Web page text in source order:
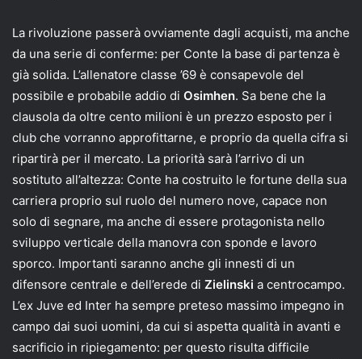
La rivoluzione passerà ovviamente dagli acquisti, ma anche
da una serie di conferme: per Conte la base di partenza è
già solida. L’allenatore classe ’69 è consapevole del
possibile e probabile addio di Osimhen. Sa bene che la
clausola da oltre cento milioni è un prezzo esposto per i
club che vorranno approfittarne, e proprio da quella cifra si
ripartirà per il mercato. La priorità sarà l’arrivo di un
sostituto all’altezza: Conte ha costruito le fortune della sua
carriera proprio sul ruolo del numero nove, capace non
solo di segnare, ma anche di essere protagonista nello
sviluppo verticale della manovra con sponde e lavoro
sporco. Importanti saranno anche gli innesti di un
difensore centrale e dell’erede di Zielinski a centrocampo.
L’ex Juve ed Inter ha sempre preteso massimo impegno in
campo dai suoi uomini, da cui si aspetta qualità in avanti e
sacrificio in ripiegamento: per questo risulta difficile